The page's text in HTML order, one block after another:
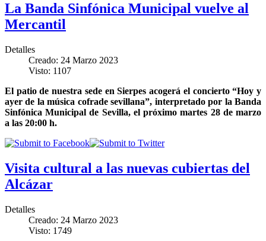
La Banda Sinfónica Municipal vuelve al
Mercantil
Detalles
Creado: 24 Marzo 2023
Visto: 1107
El patio de nuestra sede en Sierpes acogerá el concierto “Hoy y
ayer de la música cofrade sevillana”, interpretado por la Banda
Sinfónica Municipal de Sevilla, el próximo martes 28 de marzo
a las 20:00 h.
Visita cultural a las nuevas cubiertas del
Alcázar
Detalles
Creado: 24 Marzo 2023
Visto: 1749